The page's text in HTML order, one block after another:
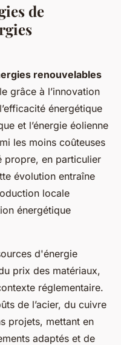
de
renouvelables
grâce à l’innovation
énergétique
et l’énergie éolienne
les moins coûteuses
propre, en particulier
évolution entraîne
locale
énergétique
d'énergie
prix des matériaux,
réglementaire.
de l’acier, du cuivre
projets, mettant en
adaptés et de